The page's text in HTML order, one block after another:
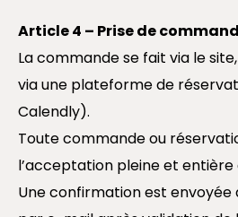
Article 4 – Prise de
La commande se fait via le
via une plateforme de
Calendly).
Toute commande ou
l’acceptation pleine et entière
Une confirmation est